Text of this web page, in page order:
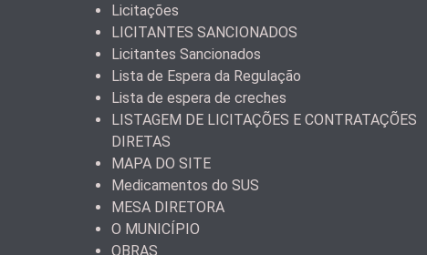
Licitações
LICITANTES SANCIONADOS
Licitantes Sancionados
Lista de Espera da Regulação
Lista de espera de creches
LISTAGEM DE LICITAÇÕES E CONTRATAÇÕES
DIRETAS
MAPA DO SITE
Medicamentos do SUS
MESA DIRETORA
O MUNICÍPIO
OBRAS